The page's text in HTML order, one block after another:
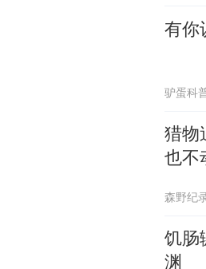
有你
驴蛋科
猎物
也不
森野纪
饥肠
渊